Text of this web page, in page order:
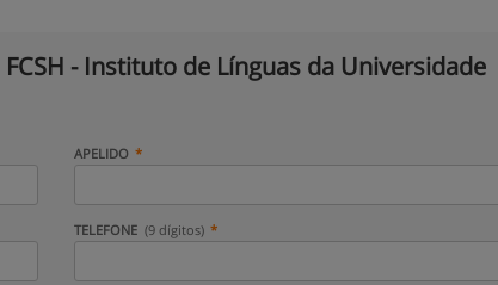
FCSH - Instituto de Línguas da Universidade
APELIDO
TELEFONE (9 dígitos)